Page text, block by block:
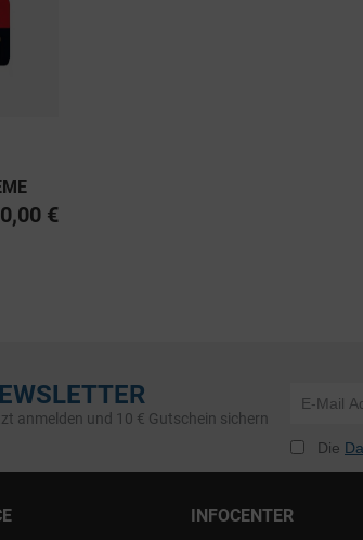
10 €
anmelden und 10 € Gutschein sichern
Die
INFOCENTER